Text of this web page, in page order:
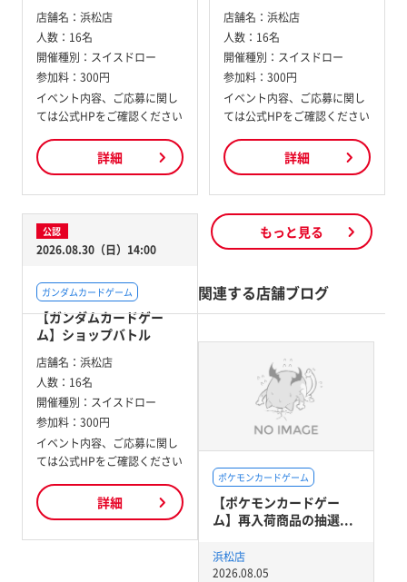
店舗名： 浜松店
人数： 16名
開催種別： スイスドロー
参加料： 300円
イベント内容、ご応募に関し
ては公式HPをご確認ください
詳細
店舗名： 浜松店
人数： 16名
開催種別： スイスドロー
参加料： 300円
イベント内容、ご応募に関し
ては公式HPをご確認ください
詳細
公認
2026.08.30（日）14:00
ガンダムカードゲーム
【ガンダムカードゲー
ム】ショップバトル
店舗名： 浜松店
人数： 16名
開催種別： スイスドロー
参加料： 300円
イベント内容、ご応募に関し
ては公式HPをご確認ください
詳細
もっと見る
関連する店舗ブログ
ポケモンカードゲーム
【ポケモンカードゲー
ム】再入荷商品の抽選...
浜松店
2026.08.05